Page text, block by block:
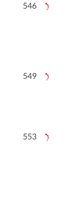
546
549
553